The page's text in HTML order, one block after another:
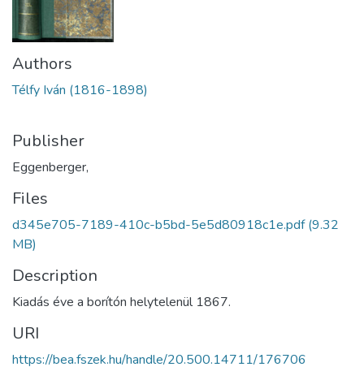
Authors
Télfy Iván (1816-1898)
Publisher
Eggenberger,
Files
d345e705-7189-410c-b5bd-5e5d80918c1e.pdf(9.32
MB)
Description
Kiadás éve a borítón helytelenül 1867.
URI
https://bea.fszek.hu/handle/20.500.14711/176706